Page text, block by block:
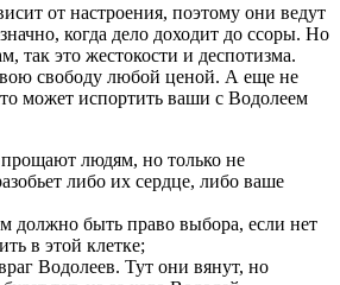
от настроения, поэтому они ведут
когда дело доходит до ссоры. Но
так это жестокости и деспотизма.
свободу любой ценой. А еще не
может испортить ваши с Водолеем
людям, но только не
либо их сердце, либо ваше
должно быть право выбора, если нет
в этой клетке;
Водолеев. Тут они вянут, но